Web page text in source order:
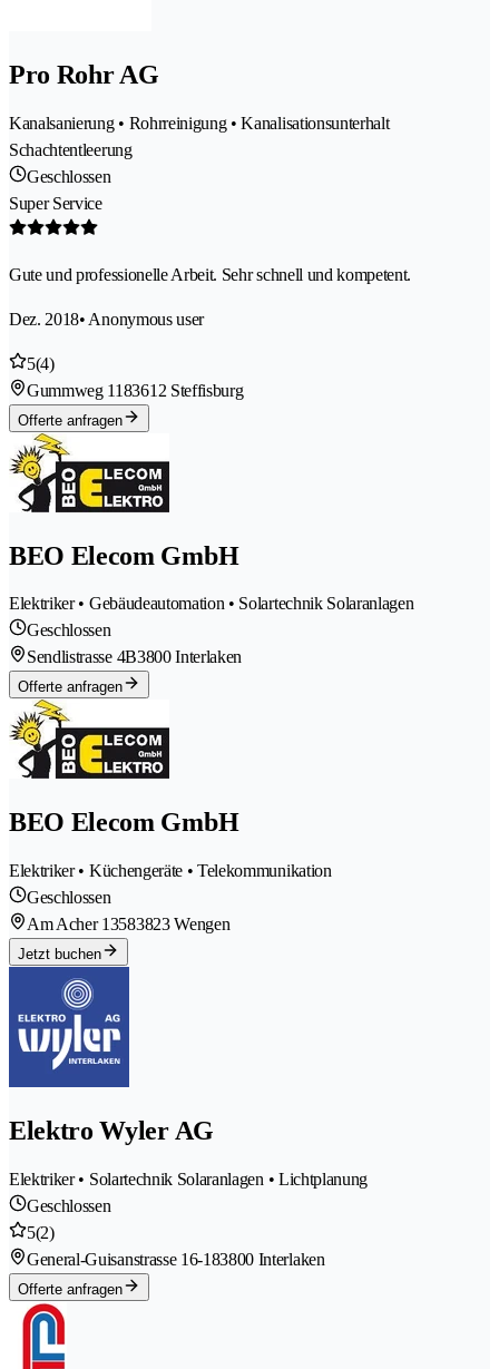
Pro Rohr AG
Kanalsanierung • Rohrreinigung • Kanalisationsunterhalt
Schachtentleerung
Geschlossen
Super Service
Gute und professionelle Arbeit. Sehr schnell und kompetent.
Dez. 2018• Anonymous user
5(4)
Gummweg 1183612 Steffisburg
Offerte anfragen
BEO Elecom GmbH
Elektriker • Gebäudeautomation • Solartechnik Solaranlagen
Geschlossen
Sendlistrasse 4B3800 Interlaken
Offerte anfragen
BEO Elecom GmbH
Elektriker • Küchengeräte • Telekommunikation
Geschlossen
Am Acher 13583823 Wengen
Jetzt buchen
Elektro Wyler AG
Elektriker • Solartechnik Solaranlagen • Lichtplanung
Geschlossen
5(2)
General-Guisanstrasse 16-183800 Interlaken
Offerte anfragen